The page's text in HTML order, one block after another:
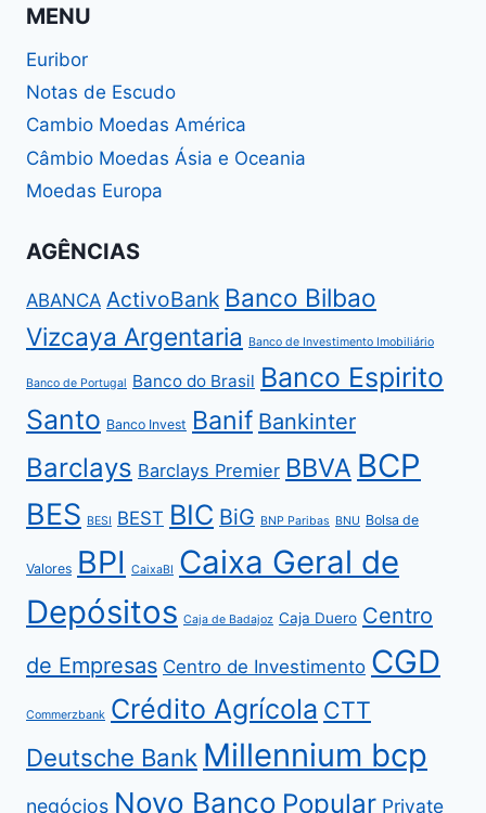
MENU
Euribor
Notas de Escudo
Cambio Moedas América
Câmbio Moedas Ásia e Oceania
Moedas Europa
AGÊNCIAS
ABANCA ActivoBank Banco Bilbao
Vizcaya Argentaria
Banco de Investimento Imobiliário
Banco de Portugal Banco do Brasil Banco Espirito
Santo Banco Invest Banif Bankinter
Barclays Barclays Premier BBVA BCP
BES BESI BEST BIC BiG BNP Paribas BNU Bolsa de
Valores BPI CaixaBI Caixa Geral de
Depósitos Caja de Badajoz Caja Duero Centro
de Empresas Centro de Investimento CGD
Commerzbank Crédito Agrícola CTT
Deutsche Bank Millennium bcp
negócios Novo Banco Popular Private